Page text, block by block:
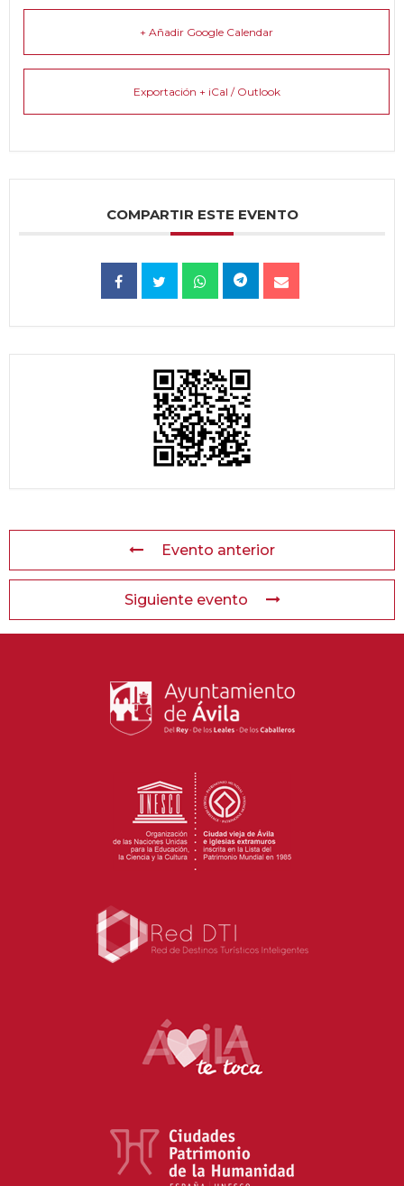
+ Añadir Google Calendar
Exportación + iCal / Outlook
COMPARTIR ESTE EVENTO
Evento anterior
Siguiente evento